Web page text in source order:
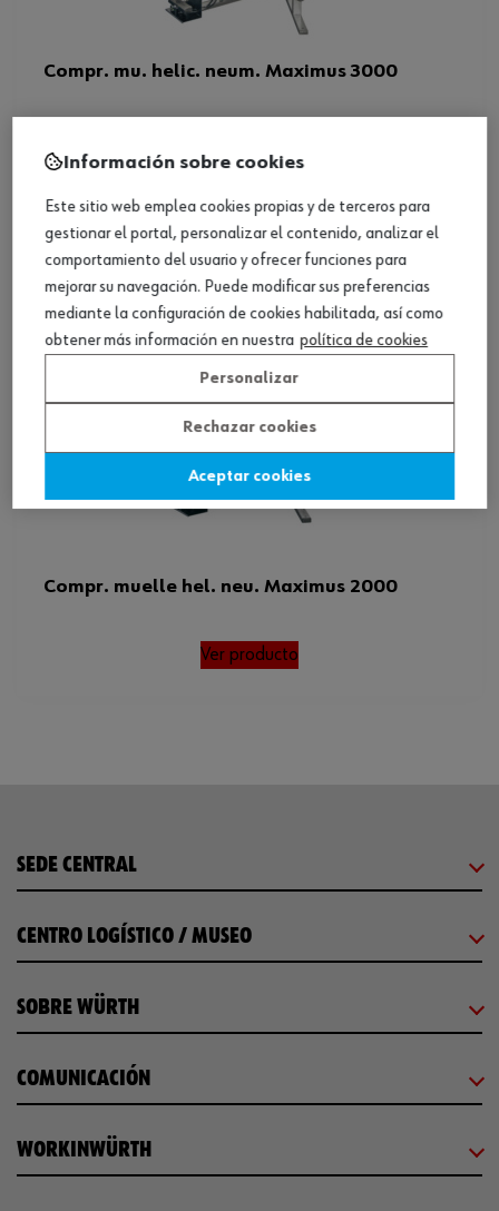
Compr. mu. helic. neum. Maximus 3000
Compr. muelle hel. neu. Maximus 2000
Ver producto
SEDE CENTRAL
CENTRO LOGÍSTICO / MUSEO
SOBRE WÜRTH
COMUNICACIÓN
WORKINWÜRTH
Información sobre cookies
Este sitio web emplea cookies propias y de terceros para
gestionar el portal, personalizar el contenido, analizar el
comportamiento del usuario y ofrecer funciones para
mejorar su navegación. Puede modificar sus preferencias
mediante la configuración de cookies habilitada, así como
obtener más información en nuestra política de cookies
Personalizar
Rechazar cookies
Aceptar cookies